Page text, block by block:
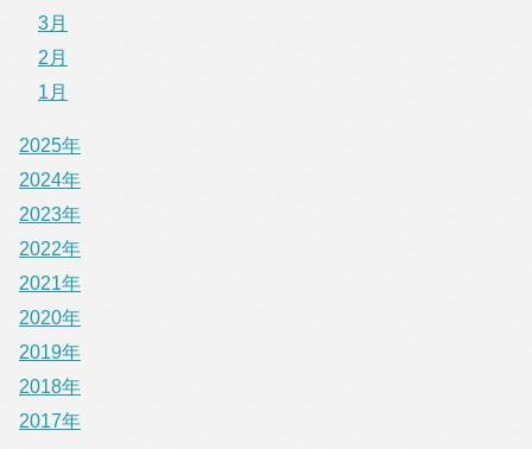
3月
2月
1月
2025年
2024年
2023年
2022年
2021年
2020年
2019年
2018年
2017年